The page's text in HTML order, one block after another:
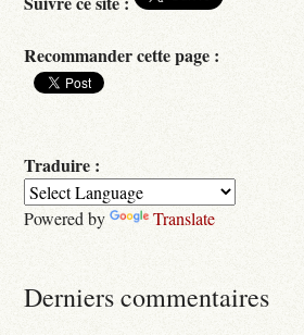
Recommander cette page :
Traduire :
Powered by Translate
Derniers commentaires